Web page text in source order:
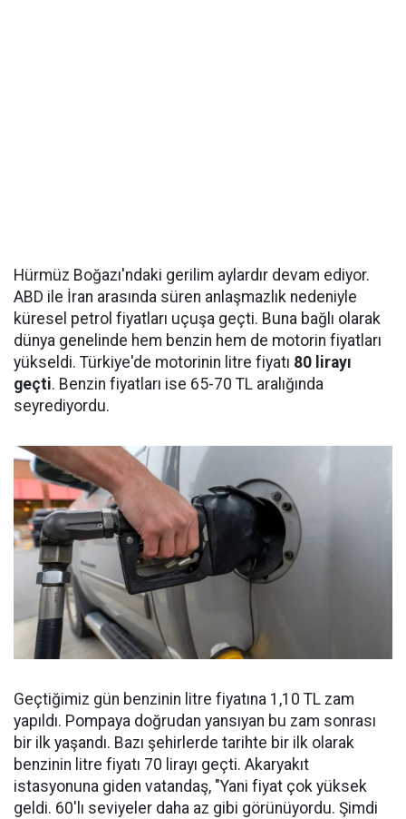
Hürmüz Boğazı'ndaki gerilim aylardır devam ediyor.
ABD ile İran arasında süren anlaşmazlık nedeniyle
küresel petrol fiyatları uçuşa geçti. Buna bağlı olarak
dünya genelinde hem benzin hem de motorin fiyatları
yükseldi. Türkiye'de motorinin litre fiyatı 80 lirayı
geçti. Benzin fiyatları ise 65-70 TL aralığında
seyrediyordu.
Geçtiğimiz gün benzinin litre fiyatına 1,10 TL zam
yapıldı. Pompaya doğrudan yansıyan bu zam sonrası
bir ilk yaşandı. Bazı şehirlerde tarihte bir ilk olarak
benzinin litre fiyatı 70 lirayı geçti. Akaryakıt
istasyonuna giden vatandaş, "Yani fiyat çok yüksek
geldi. 60'lı seviyeler daha az gibi görünüyordu. Şimdi